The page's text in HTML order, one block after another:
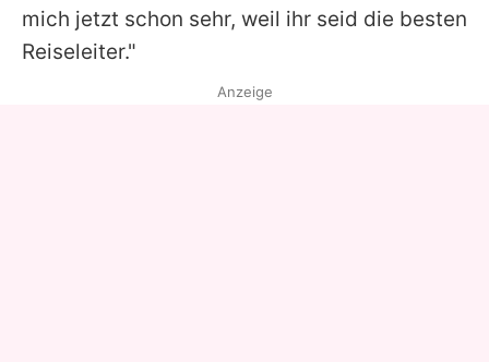
Utiq verwalten
mich jetzt schon sehr, weil ihr seid die besten
Reiseleiter."
Anzeige